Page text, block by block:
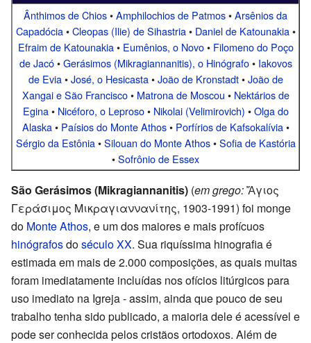
Ânthimos de Chios•Amphilochios de Patmos•Arsênios da
Capadócia•Cleopas (Ilie) de Sihastria• Daniel de Katounakia•
Efraim de Katounakia• Eumênios, o Novo• Filomeno do Poço
de Jacó•Gerásimos (Mikragiannanitis), o Hinógrafo• Iakovos
de Evia•José, o Hesicasta•João de Kronstadt•João de
Xangai e São Francisco• Matrona de Moscou • Nektários de
Egina• Nicéforo, o Leproso• Nikolai (Velimirovich) •Olga do
Alaska• Paísios do Monte Athos• Porfírios de Kafsokalívia•
Sérgio da Estônia•Silouan do Monte Athos•Sofia de Kastória
•Sofrônio de Essex
São Gerásimos (Mikragiannanitis) (em grego:Ἅγιος
Γεράσιμος Μικραγιαννανίτης, 1903-1991) foi monge
do Monte Athos, e um dos maiores e mais profícuos
hinógrafosdoséculo XX. Sua riquíssima hinografia é
estimada em mais de 2.000 composições, as quais muitas
foram imediatamente incluídas nos ofícios litúrgicos para
uso imediato na Igreja - assim, ainda que pouco de seu
trabalho tenha sido publicado, a maioria dele é acessível e
pode ser conhecida pelos cristãos ortodoxos. Além de